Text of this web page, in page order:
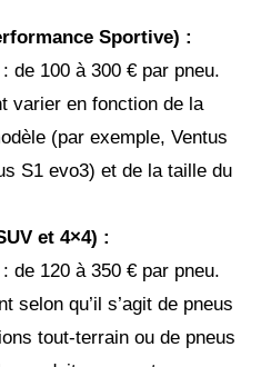
Sportive) :
de 100 à 300 € par pneu.
varier en fonction de la
(par exemple, Ventus
S1 evo3) et de la taille du
et 4×4) :
de 120 à 350 € par pneu.
selon qu’il s’agit de pneus
tout-terrain ou de pneus